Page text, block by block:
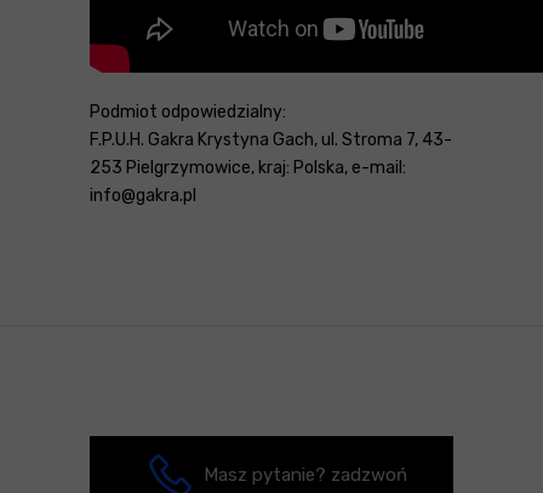
Podmiot odpowiedzialny:
F.P.U.H. Gakra Krystyna Gach, ul. Stroma 7, 43-
253 Pielgrzymowice, kraj: Polska, e-mail:
info@gakra.pl
Masz pytanie? zadzwoń